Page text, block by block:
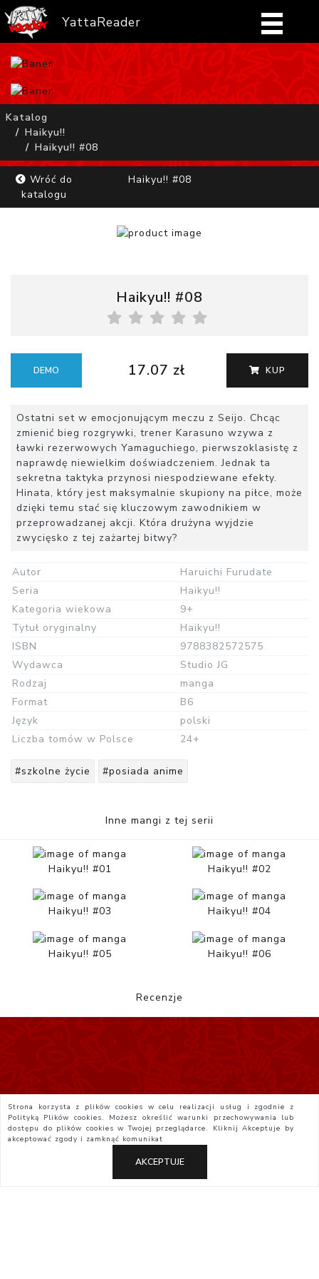
YattaReader
Home
FAQ
Mangi
Katalog
Haikyu!!
Haikyu!! #08
Wróć do
katalogu
Haikyu!! #08
Haikyu!! #08
DEMO 17.07 zł KUP
Ostatni set w emocjonującym meczu z Seijo. Chcąc
zmienić bieg rozgrywki, trener Karasuno wzywa z
ławki rezerwowych Yamaguchiego, pierwszoklasistę z
naprawdę niewielkim doświadczeniem. Jednak ta
sekretna taktyka przynosi niespodziewane efekty.
Hinata, który jest maksymalnie skupiony na piłce, może
dzięki temu stać się kluczowym zawodnikiem w
przeprowadzanej akcji. Która drużyna wyjdzie
zwycięsko z tej zażartej bitwy?
Autor
Haruichi Furudate
Seria
Haikyu!!
Kategoria wiekowa
9+
Tytuł oryginalny
Haikyu!!
ISBN
9788382572575
Wydawca
Studio JG
Rodzaj
manga
Format
B6
Język
polski
Liczba tomów w Polsce
24+
#szkolne życie #posiada anime
Inne mangi z tej serii
Haikyu!! #01 Haikyu!! #02
Haikyu!! #03 Haikyu!! #04
Haikyu!! #05 Haikyu!! #06
Recenzje
Strona korzysta z plików cookies w celu realizacji usług i zgodnie z
Polityką Plików cookies. Możesz określić warunki przechowywania lub
dostępu do plików cookies w Twojej przeglądarce. KliknijAkceptuje by
akceptować zgody i zamknąć komunikat
AKCEPTUJE